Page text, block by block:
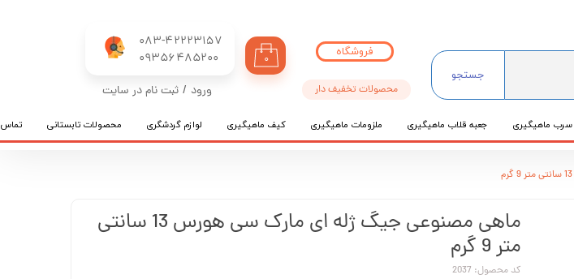
083-42223157
​​​​​​​09356485200
جستجو
۰
ورود / ثبت نام در سایت
تغییر گذر واژه
سرب ماهیگیری جعبه قلاب ماهیگیری ملزومات ماهیگیری کیف ماهیگیری لوازم گردشگری محصولات تابستانی تماس
محصولات تخفیف دار
فروشگاه
ماهی مصنوعی جیگ ژله ای مارک سی هورس 13 سانتی
متر 9 گرم
کد محصول: 2037